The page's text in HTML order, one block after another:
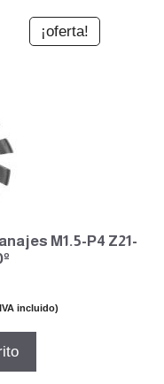
¡oferta!
M1.5-P4 Z21-
incluido)